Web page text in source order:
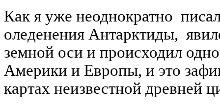
Как я уже неоднократно
оледенения Антарктиды,
земной оси и происходил
Америки и Европы, и это
картах неизвестной древней